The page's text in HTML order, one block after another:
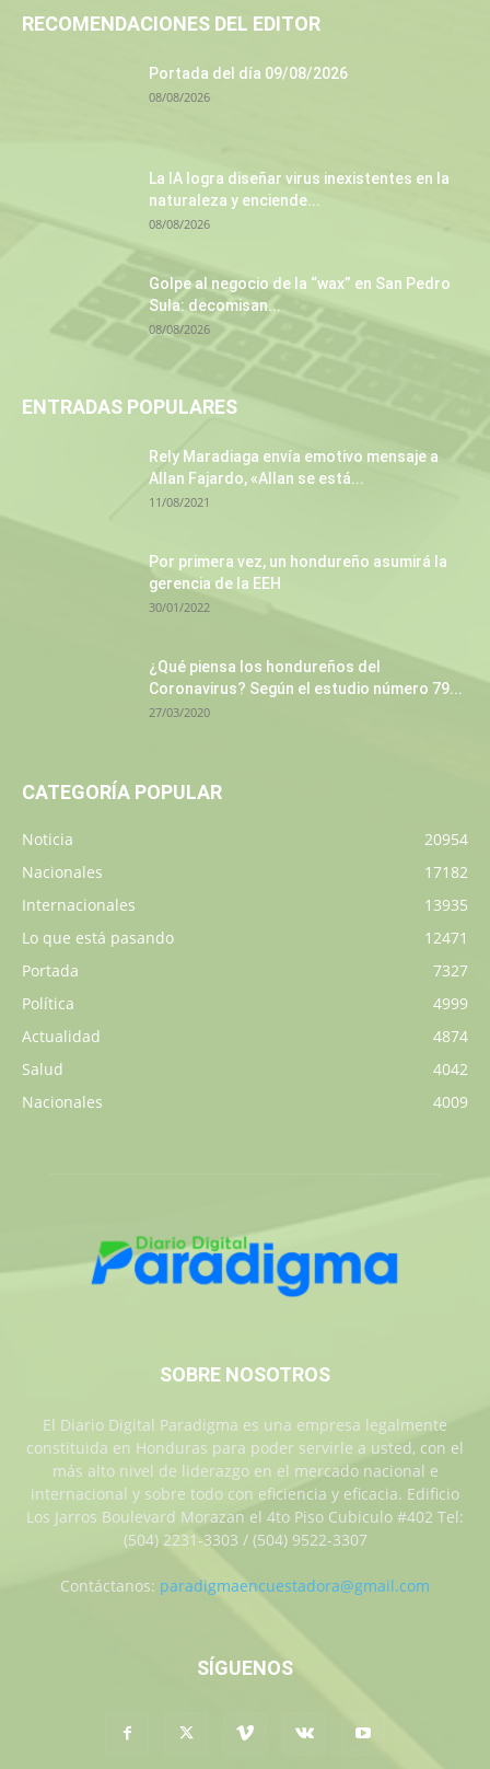
RECOMENDACIONES DEL EDITOR
Portada del día 09/08/2026
08/08/2026
La IA logra diseñar virus inexistentes en la
naturaleza y enciende...
08/08/2026
Golpe al negocio de la “wax” en San Pedro
Sula: decomisan...
08/08/2026
ENTRADAS POPULARES
Rely Maradiaga envía emotivo mensaje a
Allan Fajardo, «Allan se está...
11/08/2021
Por primera vez, un hondureño asumirá la
gerencia de la EEH
30/01/2022
¿Qué piensa los hondureños del
Coronavirus? Según el estudio número 79...
27/03/2020
CATEGORÍA POPULAR
Noticia
20954
Nacionales
17182
Internacionales
13935
Lo que está pasando
12471
Portada
7327
Política
4999
Actualidad
4874
Salud
4042
Nacionales
4009
SOBRE NOSOTROS
El Diario Digital Paradigma es una empresa legalmente
constituida en Honduras para poder servirle a usted, con el
más alto nivel de liderazgo en el mercado nacional e
internacional y sobre todo con eficiencia y eficacia. Edificio
Los Jarros Boulevard Morazan el 4to Piso Cubiculo #402 Tel:
(504) 2231-3303 / (504) 9522-3307
Contáctanos: paradigmaencuestadora@gmail.com
SÍGUENOS